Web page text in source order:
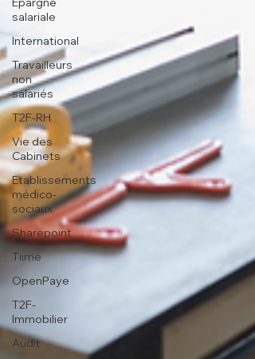
salariale
International
Travailleurs
non
salariés
T2F-RH
Vie des
Cabinets
Etablissements
médico-
sociaux
Sharepoint
Tiime
OpenPaye
T2F-
Immobilier
Audit